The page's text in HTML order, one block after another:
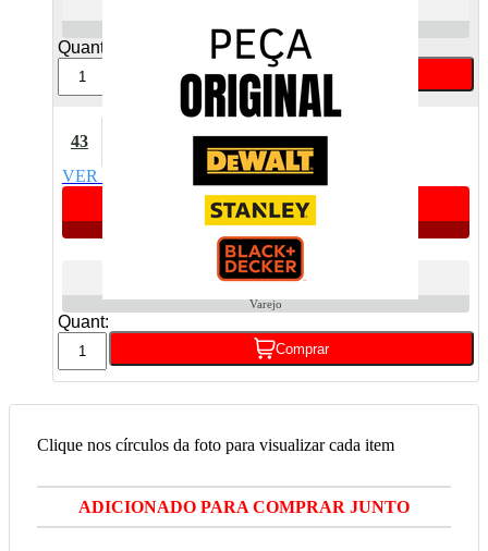
Varejo
Quant:
Comprar
43
80840100
VER DETALHES
Apenas 1 unidade
R$ 4,69
Atacado
R$ 6,43
Varejo
Quant:
Comprar
Clique nos círculos da foto para visualizar cada item
ADICIONADO PARA COMPRAR JUNTO